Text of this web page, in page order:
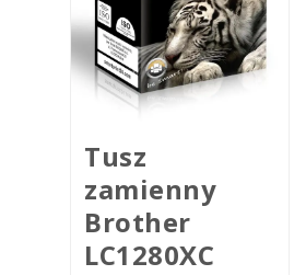
Tusz
zamienny
Brother
LC1280XC